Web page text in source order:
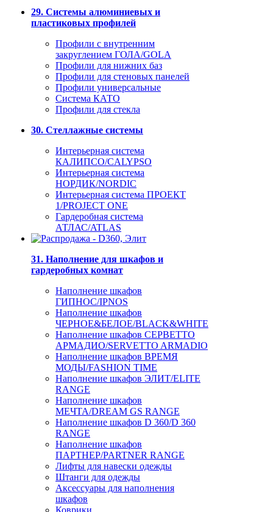
29. Системы алюминиевых и
пластиковых профилей
Профили с внутренним
закруглением ГОЛА/GOLA
Профили для нижних баз
Профили для стеновых панелей
Профили универсальные
Система КАТО
Профили для стекла
30. Стеллажные системы
Интерьерная система
КАЛИПСО/CALYPSO
Интерьерная система
НОРДИК/NORDIC
Интерьерная система ПРОЕКТ
1/PROJECT ONE
Гардеробная система
АТЛАС/ATLAS
31. Наполнение для шкафов и
гардеробных комнат
Наполнение шкафов
ГИПНОС/IPNOS
Наполнение шкафов
ЧЕРНОЕ&БЕЛОЕ/BLACK&WHITE
Наполнение шкафов СЕРВЕТТО
АРМАДИО/SERVETTO ARMADIO
Наполнение шкафов ВРЕМЯ
МОДЫ/FASHION TIME
Наполнение шкафов ЭЛИТ/ELITE
RANGE
Наполнение шкафов
МЕЧТА/DREAM GS RANGE
Наполнение шкафов D 360/D 360
RANGE
Наполнение шкафов
ПАРТНЕР/PARTNER RANGE
Лифты для навески одежды
Штанги для одежды
Аксессуары для наполнения
шкафов
Коврики